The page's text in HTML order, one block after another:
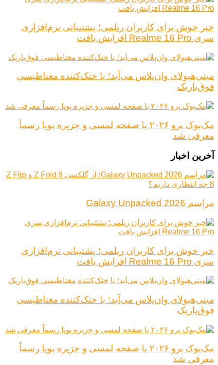
خبر خوش برای کاربران ریلمی؛ پشتیبانی نرم‌افزاری
سری Realme 16 Pro افزایش یافت
مینی‌هیولای وان‌پلاس می‌آید؛ با خنک‌کننده مغناطیسی
فوق‌باریک
مک‌بوک پرو ۲۰۲۶ با صفحه لمسی و جزیره پویا رسماً
معرفی شد
آخرین اخبار
مراسم Galaxy Unpacked 2026
خبر خوش برای کاربران ریلمی؛ پشتیبانی نرم‌افزاری
سری Realme 16 Pro افزایش یافت
مینی‌هیولای وان‌پلاس می‌آید؛ با خنک‌کننده مغناطیسی
فوق‌باریک
مک‌بوک پرو ۲۰۲۶ با صفحه لمسی و جزیره پویا رسماً
معرفی شد